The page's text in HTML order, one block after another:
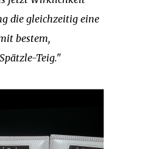
die gleichzeitig eine
bestem,
Teig."